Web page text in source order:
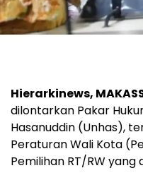
Hierarkinews,
dilontarkan Pakar
Hasanuddin (Unhas),
Peraturan Wali Kota
Pemilihan RT/RW yang